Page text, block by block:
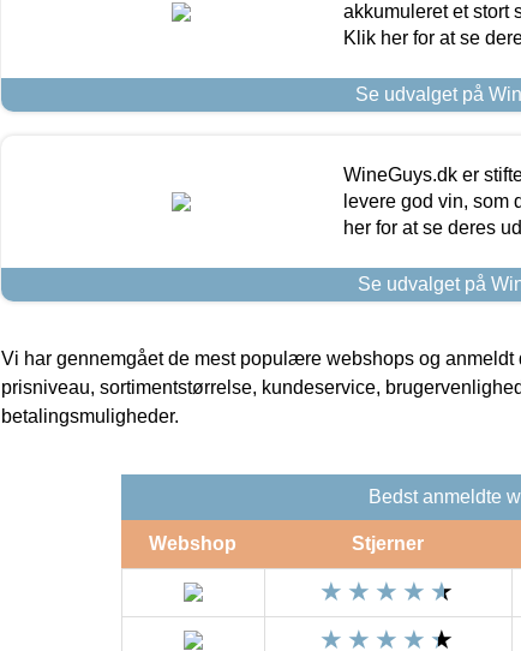
akkumuleret et stort
Klik her for at se
Se udvalget på
WineGuys.dk er
levere god vin, som
her for at se deres
Se udvalget på
Vi har gennemgået de mest populære webshops og anmeldt
prisniveau, sortimentstørrelse, kundeservice,
betalingsmuligheder.
Bedst anmeldte
Webshop Stjerner